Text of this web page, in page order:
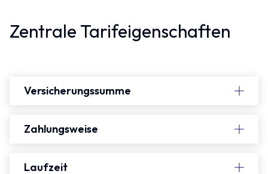
Zentrale Tarifeigenschaften
Versicherungssumme
Zahlungsweise
Laufzeit